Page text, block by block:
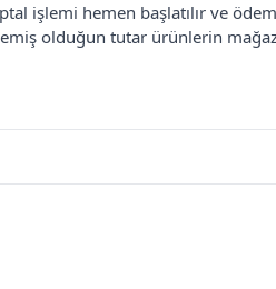
işlemi hemen başlatılır ve
olduğun tutar ürünlerin